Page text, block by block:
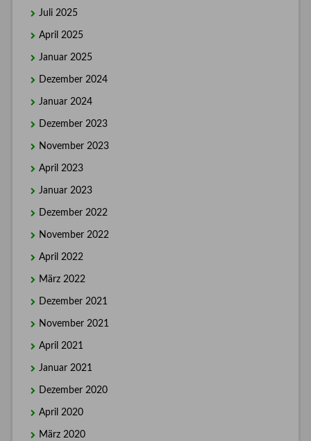
Juli 2025
April 2025
Januar 2025
Dezember 2024
Januar 2024
Dezember 2023
November 2023
April 2023
Januar 2023
Dezember 2022
November 2022
April 2022
März 2022
Dezember 2021
November 2021
April 2021
Januar 2021
Dezember 2020
April 2020
März 2020